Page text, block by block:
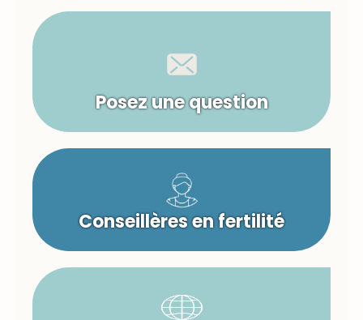
Posez une question
Conseillères en fertilité